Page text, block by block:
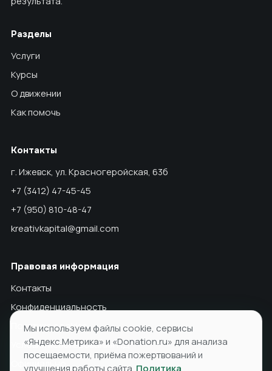
Разделы
Услуги
Курсы
О движении
Как помочь
Контакты
г. Ижевск, ул. Красногеройская, 63б
+7 (3412) 47-45-45
+7 (950) 810-48-47
kreativkapital@gmail.com
Правовая информация
Контакты
Конфиденциальность
Политика cookies
Условия использования ПД
Официально
Мы используем файлы cookie, сервисы
«Яндекс.Метрика» и «Donation.ru» для анализа
посещаемости, приёма пожертвований и
улучшения работы сайта. Политика